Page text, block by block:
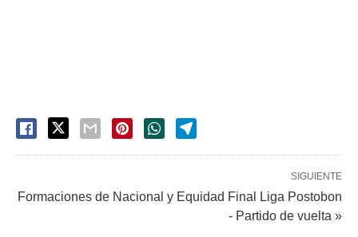
SIGUIENTE
Formaciones de Nacional y Equidad Final Liga Postobon
- Partido de vuelta »